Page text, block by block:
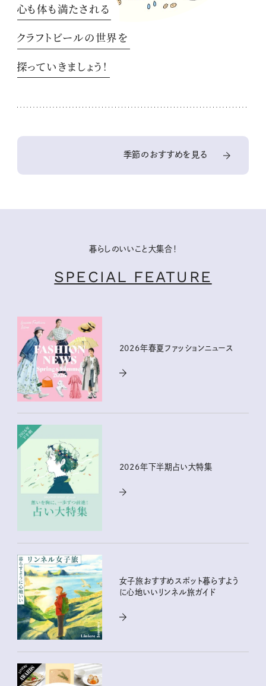
心も体も満たされる
クラフトビールの世界を
探っていきましょう！
季節のおすすめを見る
暮らしのいいこと大集合！
SPECIAL FEATURE
2026年春夏ファッションニュース
2026年下半期占い大特集
女子旅おすすめスポット暮らすよう
に心地いいリンネル旅ガイド